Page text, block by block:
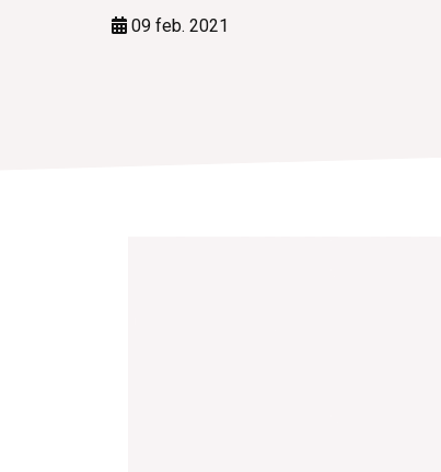
09 feb. 2021